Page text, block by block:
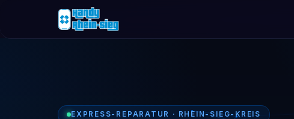
EXPRESS-REPARATUR · RHEIN-SIEG-KREIS